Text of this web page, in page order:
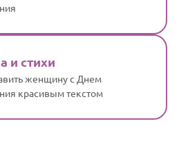
и стихи
женщину с Днем
красивым текстом